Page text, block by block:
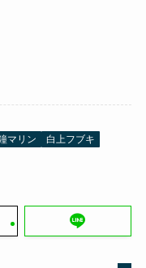
マリン
白上フブキ